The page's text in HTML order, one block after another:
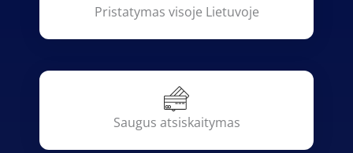
Pristatymas visoje Lietuvoje
Saugus atsiskaitymas